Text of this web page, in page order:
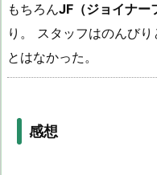
もちろんJF（ジョイナー
り。 スタッフはのんび
とはなかった。
感想